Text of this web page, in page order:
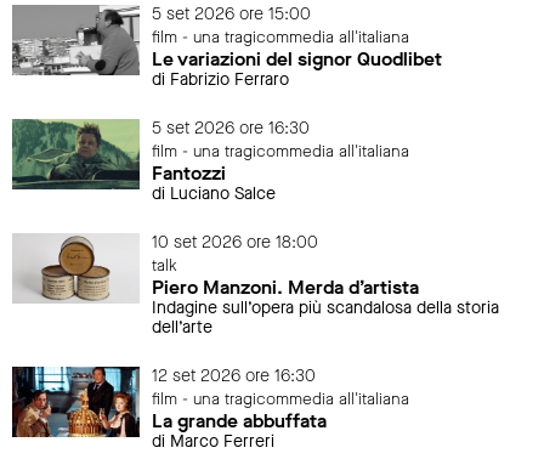
5 set 2026 ore 15:00
film - una tragicommedia all'italiana
Le variazioni del signor Quodlibet
di Fabrizio Ferraro
5 set 2026 ore 16:30
film - una tragicommedia all'italiana
Fantozzi
di Luciano Salce
10 set 2026 ore 18:00
talk
Piero Manzoni. Merda d’artista
Indagine sull’opera più scandalosa della storia
dell’arte
12 set 2026 ore 16:30
film - una tragicommedia all'italiana
La grande abbuffata
di Marco Ferreri